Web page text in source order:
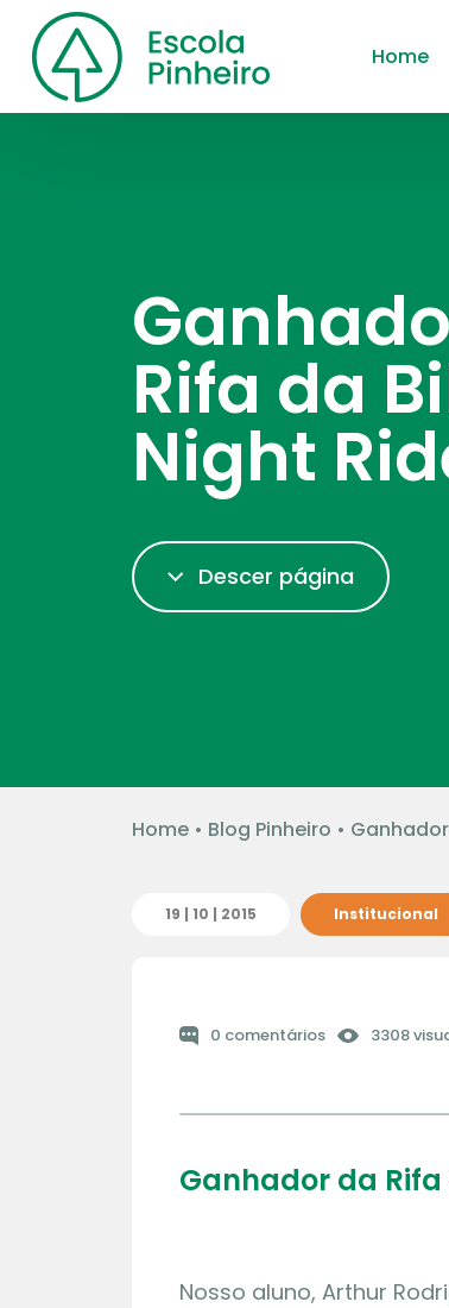
Home
Rifa da
Night
Descer página
Home• Blog Pinheiro •
19 | 10 | 2015 Institucional
0 comentários 3308
Ganhador da Rifa
Nosso aluno, Arthur